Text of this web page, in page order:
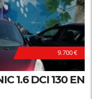
9.700 €
1.6 DCI 130 EN